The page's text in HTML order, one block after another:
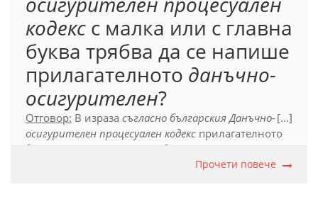
кодекс с малка или с главна
буква трябва да се напише
прилагателното данъчно-
осигурителен?
Отговор: В израза съгласно българския Данъчно-
осигурителен процесуален кодекс прилагателното
данъчно-осигурителен
трябва да се напише с
главна буква, тъй като е първа съставка на
[...]
Прочети повече